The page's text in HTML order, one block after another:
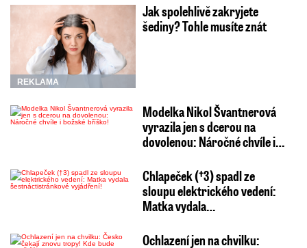
REKLAMA
Jak spolehlivě zakryjete
šediny? Tohle musíte znát
Modelka Nikol Švantnerová
vyrazila jen s dcerou na
dovolenou: Náročné chvíle i…
Chlapeček (†3) spadl ze
sloupu elektrického vedení:
Matka vydala…
Ochlazení jen na chvilku: